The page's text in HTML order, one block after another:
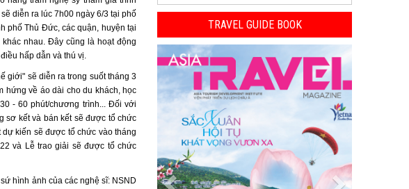
diễn ra lúc 7h00 ngày 6/3 tại phố
phố Thủ Đức, các quận, huyện tại
nhau. Đây cũng là hoạt động
hấp dẫn và thú vị.
giới" sẽ diễn ra trong suốt tháng 3
hứng về áo dài cho du khách, học
- 60 phút/chương trình... Đối với
sơ kết và bán kết sẽ được tổ chức
kiến sẽ được tổ chức vào tháng
và Lễ trao giải sẽ được tổ chức
hình ảnh của các nghệ sĩ: NSND
TRAVEL GUIDE BOOK
Previous